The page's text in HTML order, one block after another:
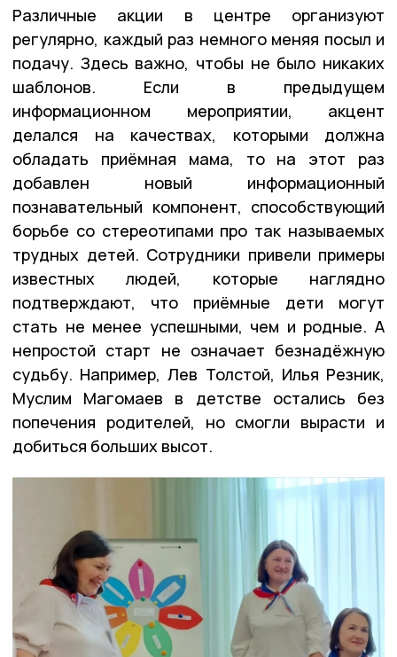
Различные акции в центре организуют
регулярно, каждый раз немного меняя посыл и
подачу. Здесь важно, чтобы не было никаких
шаблонов. Если в предыдущем
информационном мероприятии, акцент
делался на качествах, которыми должна
обладать приёмная мама, то на этот раз
добавлен новый информационный
познавательный компонент, способствующий
борьбе со стереотипами про так называемых
трудных детей. Сотрудники привели примеры
известных людей, которые наглядно
подтверждают, что приёмные дети могут
стать не менее успешными, чем и родные. А
непростой старт не означает безнадёжную
судьбу. Например, Лев Толстой, Илья Резник,
Муслим Магомаев в детстве остались без
попечения родителей, но смогли вырасти и
добиться больших высот.